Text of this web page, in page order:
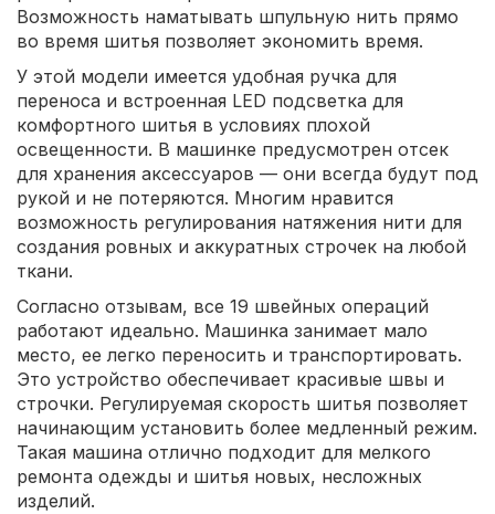
Возможность наматывать шпульную нить прямо
во время шитья позволяет экономить время.
У этой модели имеется удобная ручка для
переноса и встроенная LED подсветка для
комфортного шитья в условиях плохой
освещенности. В машинке предусмотрен отсек
для хранения аксессуаров — они всегда будут под
рукой и не потеряются. Многим нравится
возможность регулирования натяжения нити для
создания ровных и аккуратных строчек на любой
ткани.
Согласно отзывам, все 19 швейных операций
работают идеально. Машинка занимает мало
место, ее легко переносить и транспортировать.
Это устройство обеспечивает красивые швы и
строчки. Регулируемая скорость шитья позволяет
начинающим установить более медленный режим.
Такая машина отлично подходит для мелкого
ремонта одежды и шитья новых, несложных
изделий.